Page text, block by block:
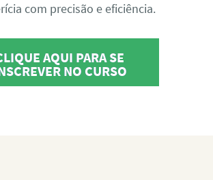
com precisão e eficiência.
AQUI PARA SE
NO CURSO